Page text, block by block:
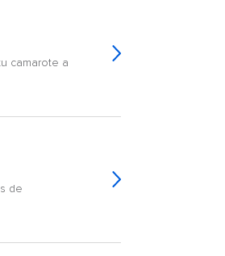
camarote a
de